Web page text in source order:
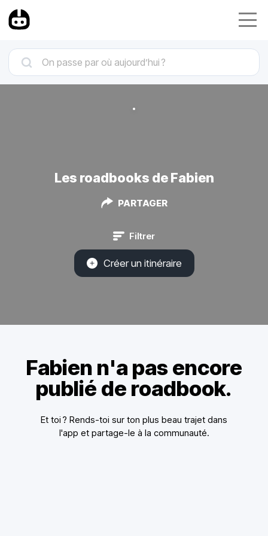
Les roadbooks de Fabien
PARTAGER
Filtrer
Créer un itinéraire
Fabien n'a pas encore
publié de roadbook.
Et toi ? Rends-toi sur ton plus beau trajet dans
l'app et partage-le à la communauté.